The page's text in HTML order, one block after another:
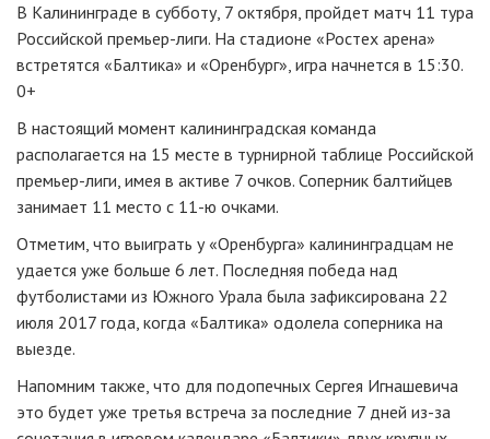
В Калининграде в субботу, 7 октября, пройдет матч 11 тура
Российской премьер-лиги. На стадионе «Ростех арена»
встретятся «Балтика» и «Оренбург», игра начнется в 15:30.
0+
В настоящий момент калининградская команда
располагается на 15 месте в турнирной таблице Российской
премьер-лиги, имея в активе 7 очков. Соперник балтийцев
занимает 11 место с 11-ю очками.
Отметим, что выиграть у «Оренбурга» калининградцам не
удается уже больше 6 лет. Последняя победа над
футболистами из Южного Урала была зафиксирована 22
июля 2017 года, когда «Балтика» одолела соперника на
выезде.
Напомним также, что для подопечных Сергея Игнашевича
это будет уже третья встреча за последние 7 дней из-за